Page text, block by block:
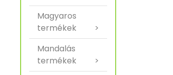
Magyaros
termékek
>
Mandalás
termékek
>